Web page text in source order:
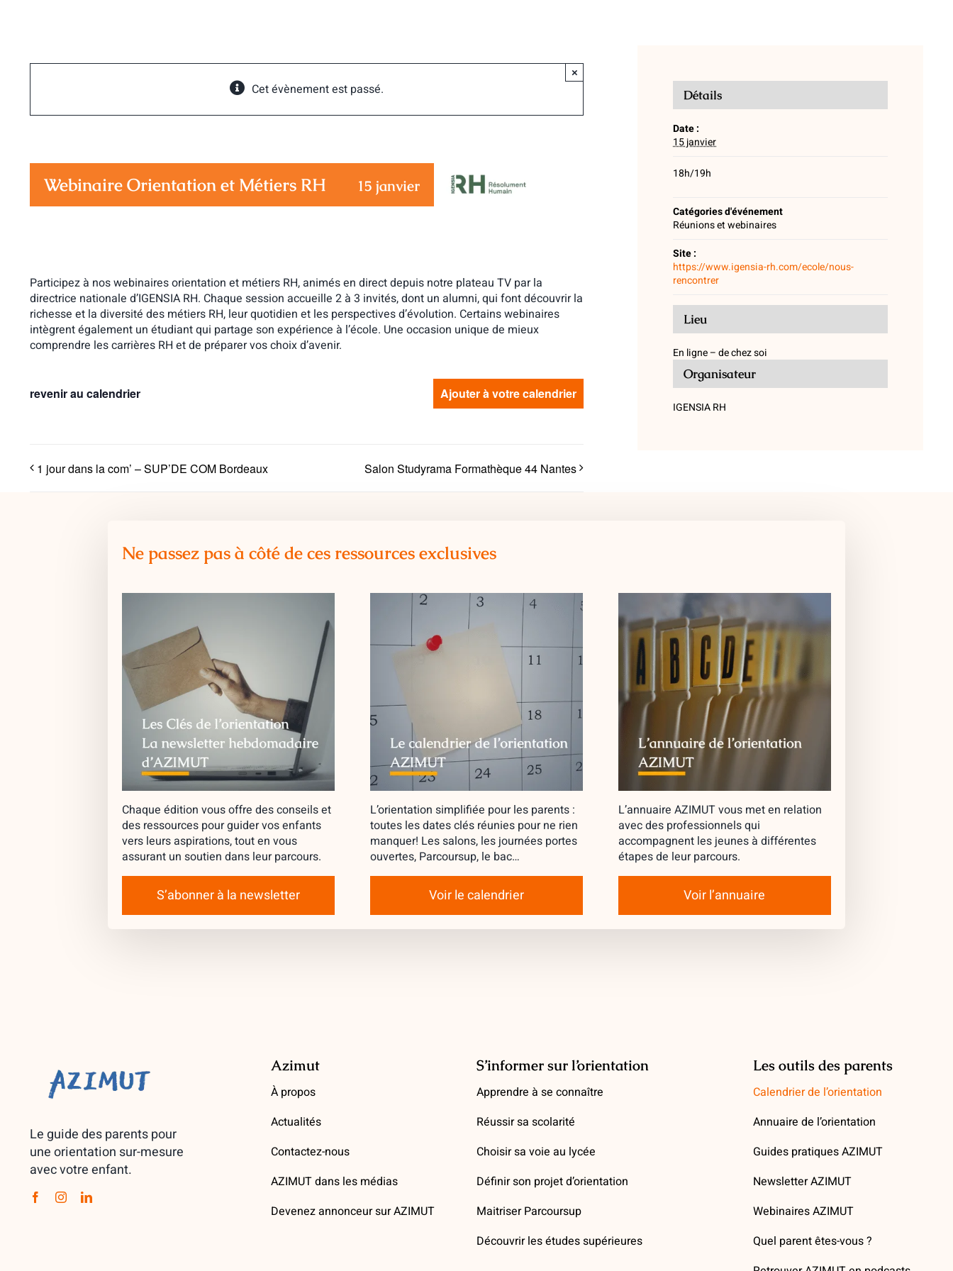
Cet évènement est passé.
×
Webinaire Orientation et Métiers RH 15 janvier
Participez à nos webinaires orientation et métiers RH, animés en direct depuis notre plateau TV par la
directrice nationale d’IGENSIA RH. Chaque session accueille 2 à 3 invités, dont un alumni, qui font découvrir la
richesse et la diversité des métiers RH, leur quotidien et les perspectives d’évolution. Certains webinaires
intègrent également un étudiant qui partage son expérience à l’école. Une occasion unique de mieux
comprendre les carrières RH et de préparer vos choix d’avenir.
revenir au calendrier Ajouter à votre calendrier
1 jour dans la com’ – SUP’DE COM Bordeaux Salon Studyrama Formathèque 44 Nantes
Détails
Date :
15 janvier
18h/19h
Catégories d'événement
Réunions et webinaires
Site :
https://www.igensia-rh.com/ecole/nous-
rencontrer
Lieu
En ligne – de chez soi
Organisateur
IGENSIA RH
Ne passez pas à côté de ces ressources exclusives
Chaque édition vous offre des conseils et
des ressources pour guider vos enfants
vers leurs aspirations, tout en vous
assurant un soutien dans leur parcours.
S’abonner à la newsletter
L’orientation simplifiée pour les parents :
toutes les dates clés réunies pour ne rien
manquer! Les salons, les journées portes
ouvertes, Parcoursup, le bac…
Voir le calendrier
L’annuaire AZIMUT vous met en relation
avec des professionnels qui
accompagnent les jeunes à différentes
étapes de leur parcours.
Voir l’annuaire
Le guide des parents pour
une orientation sur-mesure
avec votre enfant.
Azimut
À propos
Actualités
Contactez-nous
AZIMUT dans les médias
Devenez annonceur sur AZIMUT
S’informer sur l’orientation
Apprendre à se connaître
Réussir sa scolarité
Choisir sa voie au lycée
Définir son projet d’orientation
Maitriser Parcoursup
Découvrir les études supérieures
Les outils des parents
Calendrier de l’orientation
Annuaire de l’orientation
Guides pratiques AZIMUT
Newsletter AZIMUT
Webinaires AZIMUT
Quel parent êtes-vous ?